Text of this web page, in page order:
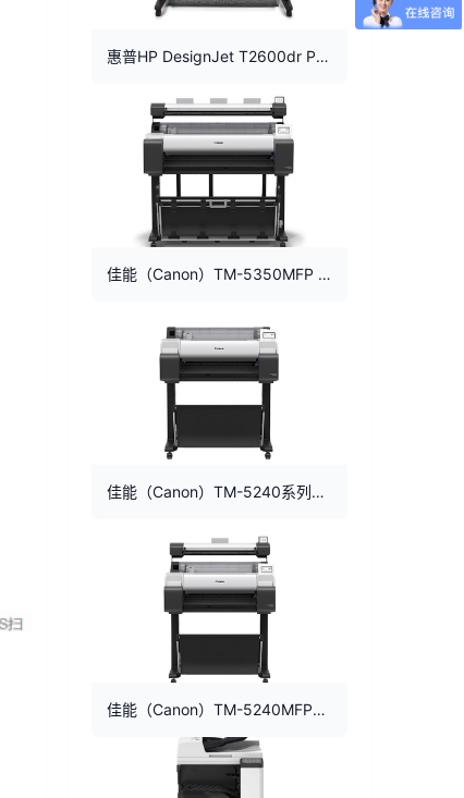
惠普HP DesignJet T2600dr PS MFP 双卷筒A0绘图仪+打印扫描复印
佳能（Canon）TM-5350MFP 36英寸绘图机 打印 扫描 复印 A0一体机
佳能（Canon）TM-5240系列绘图仪A1A2蓝图红章CAD大图打印机
佳能（Canon）TM-5240MFP系列打印扫描复印A1A2蓝图红章CAD大图打印机